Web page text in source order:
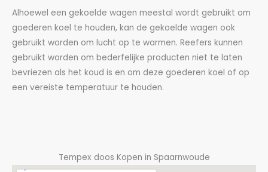
Alhoewel een gekoelde wagen meestal wordt gebruikt om
goederen koel te houden, kan de gekoelde wagen ook
gebruikt worden om lucht op te warmen. Reefers kunnen
gebruikt worden om bederfelijke producten niet te laten
bevriezen als het koud is en om deze goederen koel of op
een vereiste temperatuur te houden.
Tempex doos Kopen in Spaarnwoude